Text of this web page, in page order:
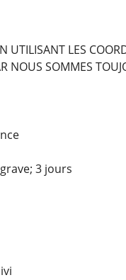
UTILISANT LES
NOUS SOMMES
3 jours